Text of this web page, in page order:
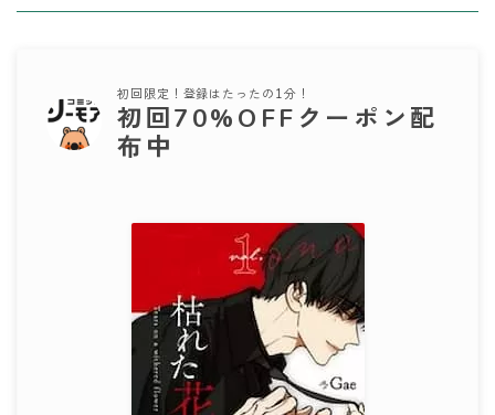
初回限定！登録はたったの1分！
初回70%OFFクーポン配
布中